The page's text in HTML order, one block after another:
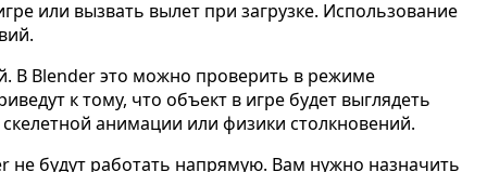
или вызвать вылет при загрузке. Использование
В Blender это можно проверить в режиме
к тому, что объект в игре будет выглядеть
анимации или физики столкновений.
не будут работать напрямую. Вам нужно назначить